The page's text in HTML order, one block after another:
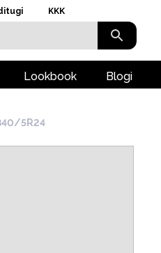
KKK
Lookbook Blogi
5R24